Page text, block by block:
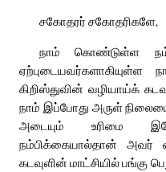
சகோதரர் சகோதரிகளே,
நாம் கொண்டுள்ள
கிறிஸ்துவின் வழியாய்க்
நாம் இப்போது அருள்
அடையும் உரிமை
நம்பிக்கையால்தான் அவர்
கடவுளின் மாட்சியில் பங்கு